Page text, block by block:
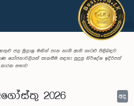
ජල මූලාශ්‍ර මඟින් පැන නැගී ඇති ගැටළු පිළිබඳව
යෝජනාවලියක් සැකසීම සඳහා සුදුසු නිර්දේශ ඉදිරිපත්
සභාව
2026 අද